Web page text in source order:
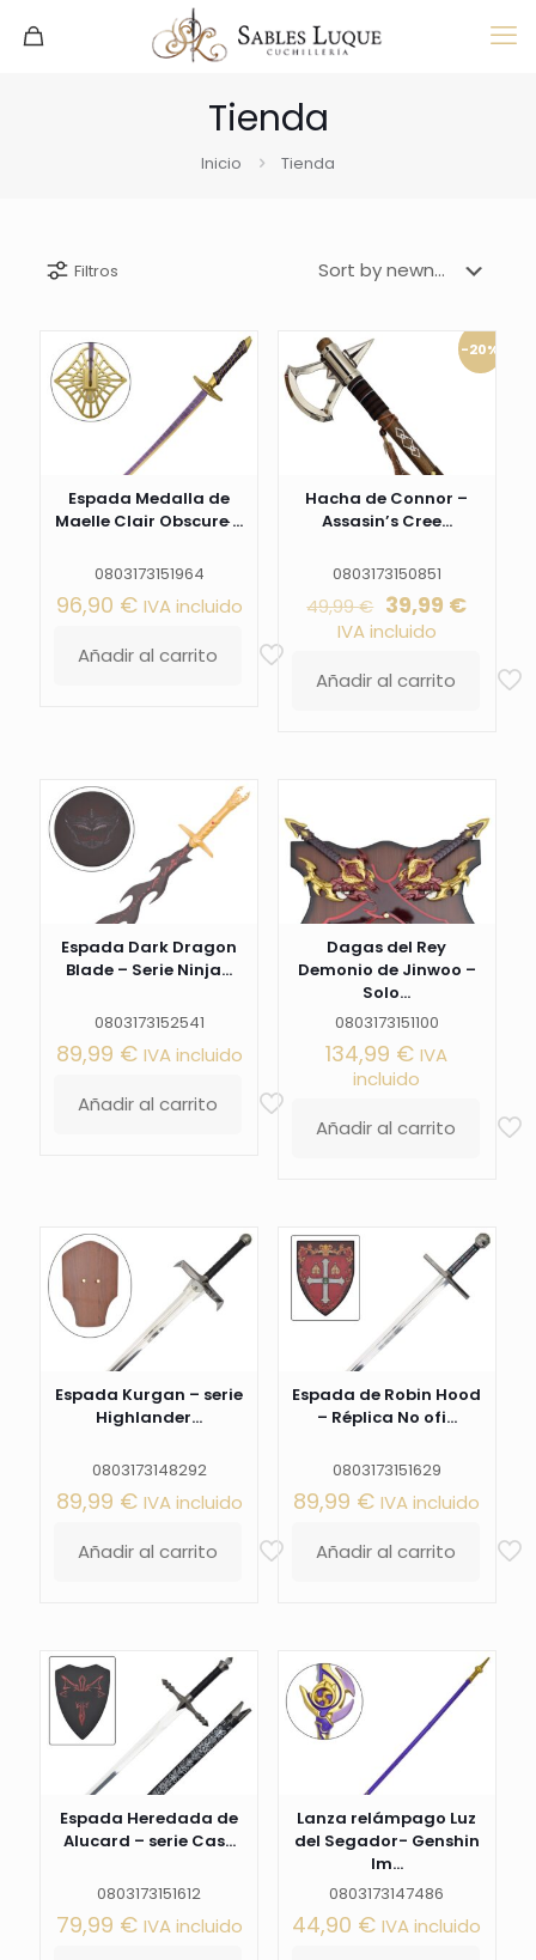
Tienda
Inicio Tienda
Filtros
Espada Medalla de
Maelle Clair Obscure ̵...
0803173151964
96,90 € IVA incluido
Añadir al carrito
-20%
Hacha de Connor –
Assasin’s Cree...
0803173150851
49,99€ El
precio
era:
49,99 €.
39,99 €El
39,99
IVA incluido
Añadir al carrito
Espada Dark Dragon
Blade – Serie Ninja...
0803173152541
89,99 € IVA incluido
Añadir al carrito
Dagas del Rey
Demonio de Jinwoo –
Solo...
0803173151100
134,99 € IVA
incluido
Añadir al carrito
Espada Kurgan – serie
Highlander...
0803173148292
89,99 € IVA incluido
Añadir al carrito
Espada de Robin Hood
– Réplica No ofi...
0803173151629
89,99 € IVA incluido
Añadir al carrito
Espada Heredada de
Alucard – serie Cas...
0803173151612
79,99 € IVA incluido
Lanza relámpago Luz
del Segador- Genshin
Im...
0803173147486
44,90 € IVA incluido